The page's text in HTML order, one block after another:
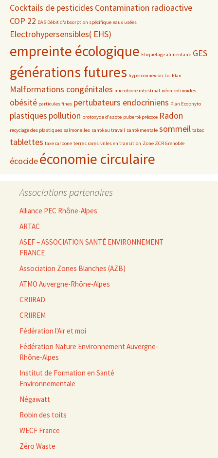
Cocktails de pesticides Contamination radioactive
COP 22 DAS Débit d'absorption spécifique eaux usées
Electrohypersensibles( EHS)
empreinte écologique Etiquetage alimentaire GES
générations futures hyperconnexion Loi Elan
Malformations congénitales microbiote intestinal néonicotinoïdes
obésité particules fines pertubateurs endocriniens Plan Ecophyto
plastiques pollution protoxyde d'azote puberté précoce Radon
recyclage des plastiques salmonelles santé au travail santé mentale sommeil tabac
tablettes taxe carbone terres rares villes en transition Zone ZCR Grenoble
écocideéconomie circulaire
Associations partenaires
Alliance PEC Rhône-Alpes
ARTAC
ASEF – ASSOCIATION SANTÉ ENVIRONNEMENT
FRANCE
Association Zones Blanches (AZB)
ATMO Auvergne-Rhône-Alpes
CRIIRAD
CRIIREM
Fédération l'Air et moi
Fédération Nature Environnement Auvergne-
Rhône-Alpes
Institut de Formation en Santé
Environnementale
Négawatt
Robin des toits
WECF France
Zéro Waste